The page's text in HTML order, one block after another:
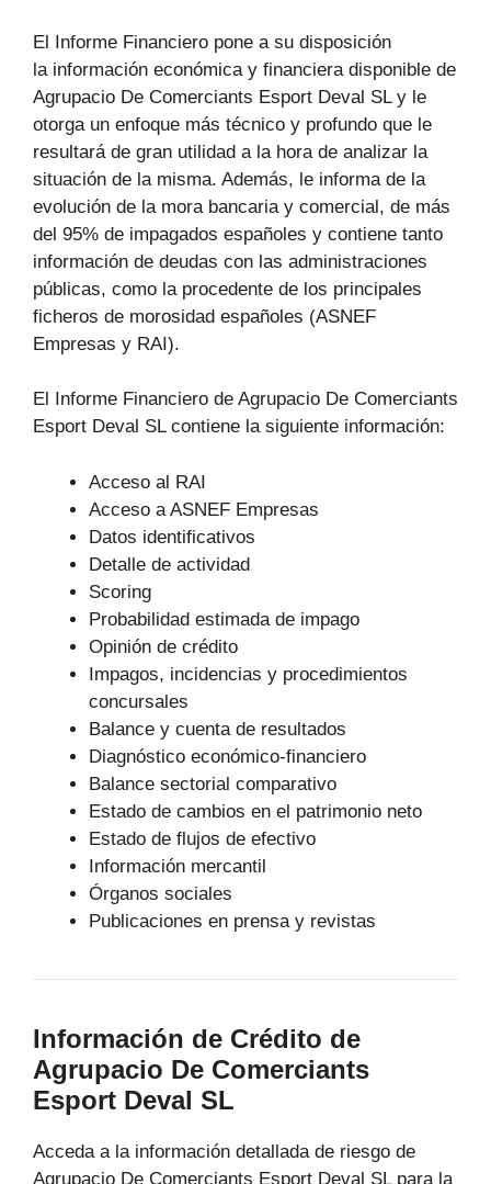
El Informe Financiero pone a su disposición
la información económica y financiera disponible de
Agrupacio De Comerciants Esport Deval SL y le
otorga un enfoque más técnico y profundo que le
resultará de gran utilidad a la hora de analizar la
situación de la misma. Además, le informa de la
evolución de la mora bancaria y comercial, de más
del 95% de impagados españoles y contiene tanto
información de deudas con las administraciones
públicas, como la procedente de los principales
ficheros de morosidad españoles (ASNEF
Empresas y RAI).
El Informe Financiero de Agrupacio De Comerciants
Esport Deval SL contiene la siguiente información:
Acceso al RAI
Acceso a ASNEF Empresas
Datos identificativos
Detalle de actividad
Scoring
Probabilidad estimada de impago
Opinión de crédito
Impagos, incidencias y procedimientos
concursales
Balance y cuenta de resultados
Diagnóstico económico-financiero
Balance sectorial comparativo
Estado de cambios en el patrimonio neto
Estado de flujos de efectivo
Información mercantil
Órganos sociales
Publicaciones en prensa y revistas
Información de Crédito de
Agrupacio De Comerciants
Esport Deval SL
Acceda a la información detallada de riesgo de
Agrupacio De Comerciants Esport Deval SL para la